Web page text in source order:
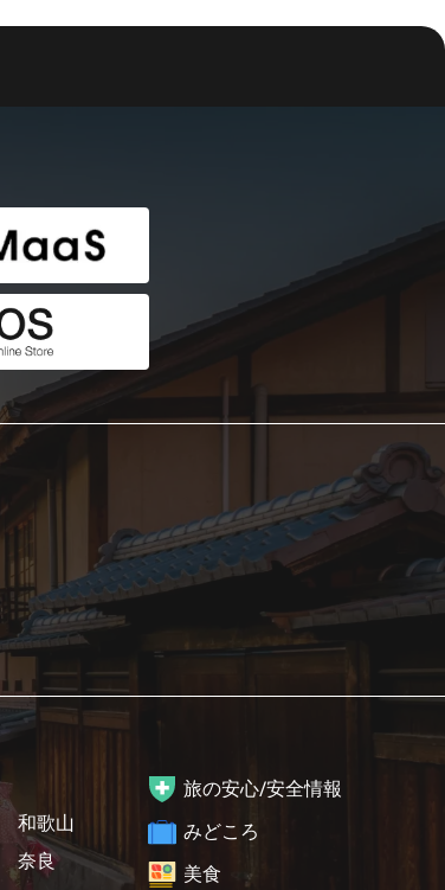
和歌山
奈良
旅の安心/安全情報
みどころ
美食